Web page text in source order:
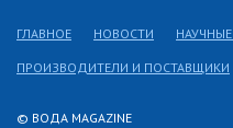
© ВОДА MAGAZINE
ГЛАВНОЕ НОВОСТИ
ПРОИЗВОДИТЕЛИ И ПОСТАВЩИКИ